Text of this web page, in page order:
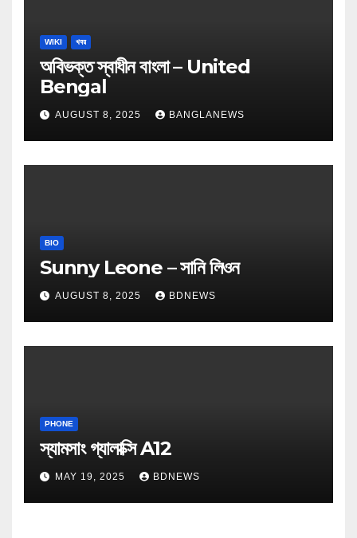
WIKI খবর
অবিভক্ত স্বাধীন বাংলা – United
Bengal
AUGUST 8, 2025 BANGLANEWS
BIO
Sunny Leone – সানি লিওন
AUGUST 8, 2025 BDNEWS
PHONE
স্যামসাং গ্যালাক্সি A12
MAY 19, 2025 BDNEWS